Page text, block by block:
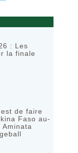
: Les
la finale
de faire
Faso au-